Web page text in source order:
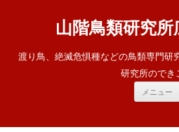
山階鳥類研究
渡り鳥、絶滅危惧種などの鳥類専門研
研究所のでき
メニュー